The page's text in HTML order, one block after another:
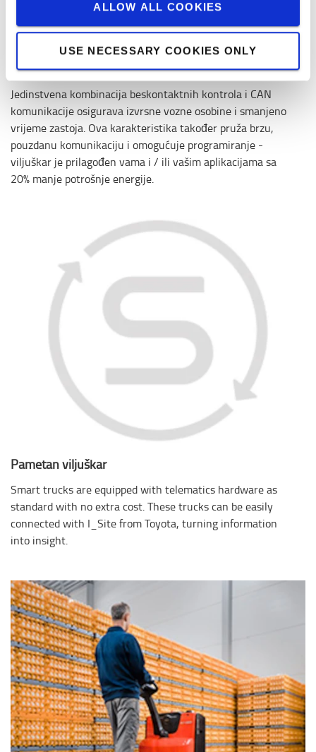
ALLOW ALL COOKIES
USE NECESSARY COOKIES ONLY
Jedinstvena karakteristika BT Powerdrive smanjuje
zastoje
Jedinstvena kombinacija beskontaktnih kontrola i CAN
komunikacije osigurava izvrsne vozne osobine i smanjeno
vrijeme zastoja. Ova karakteristika također pruža brzu,
pouzdanu komunikaciju i omogućuje programiranje -
viljuškar je prilagođen vama i / ili vašim aplikacijama sa
20% manje potrošnje energije.
Pametan viljuškar
Smart trucks are equipped with telematics hardware as
standard with no extra cost. These trucks can be easily
connected with I_Site from Toyota, turning information
into insight.